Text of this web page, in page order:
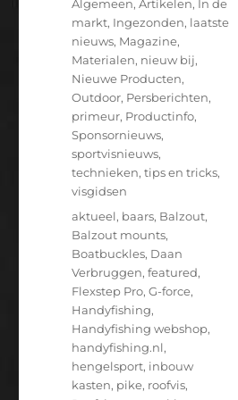
Algemeen,Artikelen, In de
markt, Ingezonden, laatste
nieuws, Magazine,
Materialen, nieuw bij,
Nieuwe Producten,
Outdoor, Persberichten,
primeur, Productinfo,
Sponsornieuws,
sportvisnieuws,
technieken,tips en tricks,
visgidsen
Tags
aktueel, baars, Balzout,
Balzout mounts,
Boatbuckles, Daan
Verbruggen,featured,
Flexstep Pro,G-force,
Handyfishing,
Handyfishing webshop,
handyfishing.nl,
hengelsport, inbouw
kasten, pike, roofvis,